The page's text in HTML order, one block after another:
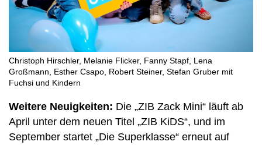
Christoph Hirschler, Melanie Flicker, Fanny Stapf, Lena
Großmann, Esther Csapo, Robert Steiner, Stefan Gruber mit
Fuchsi und Kindern
Weitere Neuigkeiten: Die „ZIB Zack Mini“ läuft ab
April unter dem neuen Titel „ZIB KiDS“, und im
September startet „Die Superklasse“ erneut auf